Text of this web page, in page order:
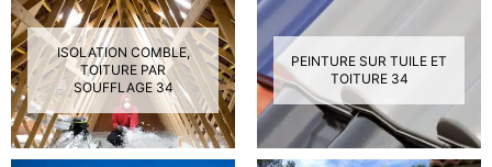
ISOLATION COMBLE,
TOITURE PAR
SOUFFLAGE 34
PEINTURE SUR TUILE ET
TOITURE 34